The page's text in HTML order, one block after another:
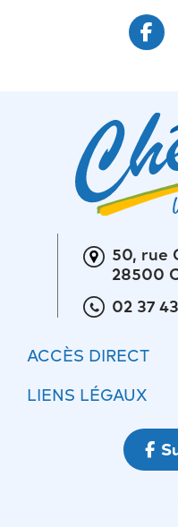
50, rue
28500
02 37
ACCÈS DIRECT
Accueil
Ateliers communaux
LIENS LÉGAUX
Mentions légales
Conditions
Politique de